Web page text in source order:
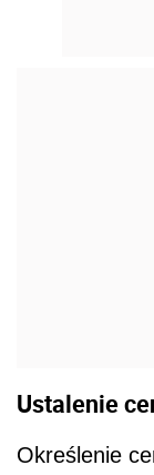
Ustalenie
Określenie